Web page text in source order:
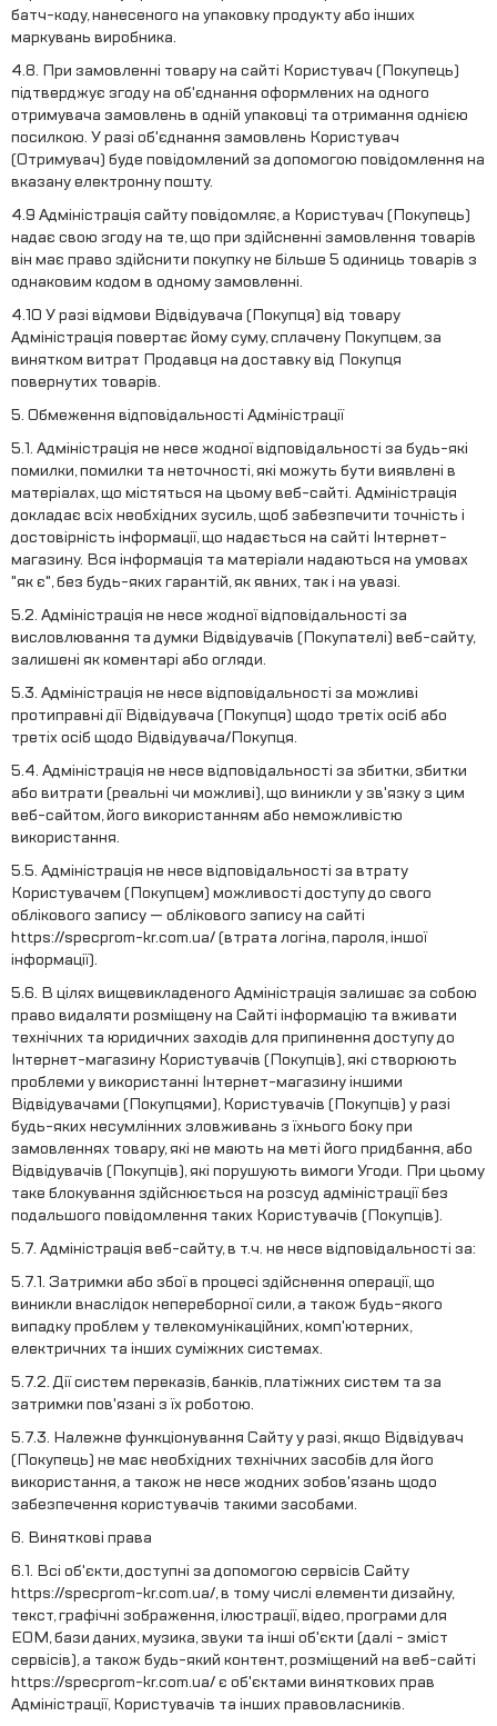
батч-коду, нанесеного на упаковку продукту або інших
маркувань виробника.
4.8. При замовленні товару на сайті Користувач (Покупець)
підтверджує згоду на об'єднання оформлених на одного
отримувача замовлень в одній упаковці та отримання однією
посилкою. У разі об'єднання замовлень Користувач
(Отримувач) буде повідомлений за допомогою повідомлення на
вказану електронну пошту.
4.9 Адміністрація сайту повідомляє, а Користувач (Покупець)
надає свою згоду на те, що при здійсненні замовлення товарів
він має право здійснити покупку не більше 5 одиниць товарів з
однаковим кодом в одному замовленні.
4.10 У разі відмови Відвідувача (Покупця) від товару
Адміністрація повертає йому суму, сплачену Покупцем, за
винятком витрат Продавця на доставку від Покупця
повернутих товарів.
5. Обмеження відповідальності Адміністрації
5.1. Адміністрація не несе жодної відповідальності за будь-які
помилки, помилки та неточності, які можуть бути виявлені в
матеріалах, що містяться на цьому веб-сайті. Адміністрація
докладає всіх необхідних зусиль, щоб забезпечити точність і
достовірність інформації, що надається на сайті Інтернет-
магазину. Вся інформація та матеріали надаються на умовах
"як є", без будь-яких гарантій, як явних, так і на увазі.
5.2. Адміністрація не несе жодної відповідальності за
висловлювання та думки Відвідувачів (Покупателі) веб-сайту,
залишені як коментарі або огляди.
5.3. Адміністрація не несе відповідальності за можливі
протиправні дії Відвідувача (Покупця) щодо третіх осіб або
третіх осіб щодо Відвідувача/Покупця.
5.4. Адміністрація не несе відповідальності за збитки, збитки
або витрати (реальні чи можливі), що виникли у зв'язку з цим
веб-сайтом, його використанням або неможливістю
використання.
5.5. Адміністрація не несе відповідальності за втрату
Користувачем (Покупцем) можливості доступу до свого
облікового запису — облікового запису на сайті
https://specprom-kr.com.ua/ (втрата логіна, пароля, іншої
інформації).
5.6. В цілях вищевикладеного Адміністрація залишає за собою
право видаляти розміщену на Сайті інформацію та вживати
технічних та юридичних заходів для припинення доступу до
Інтернет-магазину Користувачів (Покупців), які створюють
проблеми у використанні Інтернет-магазину іншими
Відвідувачами (Покупцями), Користувачів (Покупців) у разі
будь-яких несумлінних зловживань з їхнього боку при
замовленнях товару, які не мають на меті його придбання, або
Відвідувачів (Покупців), які порушують вимоги Угоди. При цьому
таке блокування здійснюється на розсуд адміністрації без
подальшого повідомлення таких Користувачів (Покупців).
5.7. Адміністрація веб-сайту, в т.ч. не несе відповідальності за:
5.7.1. Затримки або збої в процесі здійснення операції, що
виникли внаслідок непереборної сили, а також будь-якого
випадку проблем у телекомунікаційних, комп'ютерних,
електричних та інших суміжних системах.
5.7.2. Дії систем переказів, банків, платіжних систем та за
затримки пов'язані з їх роботою.
5.7.3. Належне функціонування Сайту у разі, якщо Відвідувач
(Покупець) не має необхідних технічних засобів для його
використання, а також не несе жодних зобов'язань щодо
забезпечення користувачів такими засобами.
6. Виняткові права
6.1. Всі об'єкти, доступні за допомогою сервісів Сайту
https://specprom-kr.com.ua/, в тому числі елементи дизайну,
текст, графічні зображення, ілюстрації, відео, програми для
ЕОМ, бази даних, музика, звуки та інші об'єкти (далі - зміст
сервісів), а також будь-який контент, розміщений на веб-сайті
https://specprom-kr.com.ua/ є об'єктами виняткових прав
Адміністрації, Користувачів та інших правовласників.